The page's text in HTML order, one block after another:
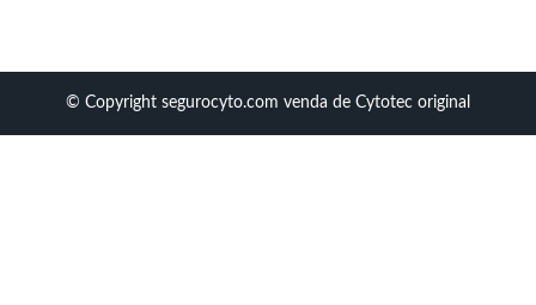
© Copyright segurocyto.com venda de Cytotec original